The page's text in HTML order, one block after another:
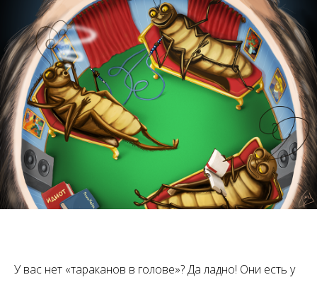
У вас нет «тараканов в голове»? Да ладно! Они есть у